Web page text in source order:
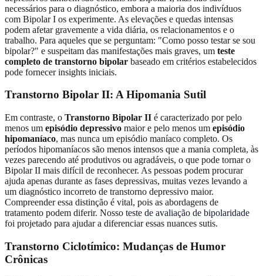
necessários para o diagnóstico, embora a maioria dos indivíduos
com Bipolar I os experimente. As elevações e quedas intensas
podem afetar gravemente a vida diária, os relacionamentos e o
trabalho. Para aqueles que se perguntam: "Como posso testar se sou
bipolar?" e suspeitam das manifestações mais graves, um teste
completo de transtorno bipolar baseado em critérios estabelecidos
pode fornecer insights iniciais.
Transtorno Bipolar II: A Hipomania Sutil
Em contraste, o Transtorno Bipolar II é caracterizado por pelo
menos um episódio depressivo maior e pelo menos um episódio
hipomaníaco, mas nunca um episódio maníaco completo. Os
períodos hipomaníacos são menos intensos que a mania completa, às
vezes parecendo até produtivos ou agradáveis, o que pode tornar o
Bipolar II mais difícil de reconhecer. As pessoas podem procurar
ajuda apenas durante as fases depressivas, muitas vezes levando a
um diagnóstico incorreto de transtorno depressivo maior.
Compreender essa distinção é vital, pois as abordagens de
tratamento podem diferir. Nosso teste de avaliação de bipolaridade
foi projetado para ajudar a diferenciar essas nuances sutis.
Transtorno Ciclotímico: Mudanças de Humor
Crônicas